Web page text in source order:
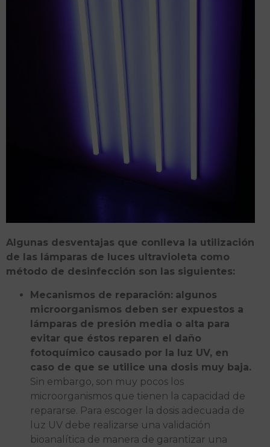
Algunas desventajas que conlleva la utilización
de las lámparas de luces ultravioleta como
método de desinfección son las siguientes:
Mecanismos de reparación: algunos
microorganismos deben ser expuestos a
lámparas de presión media o alta para
evitar que éstos reparen el daño
fotoquímico causado por la luz UV, en
caso de que se utilice una dosis muy baja.
Sin embargo, son muy pocos los
microorganismos que tienen la capacidad de
repararse. Para escoger la dosis adecuada de
luz UV debe realizarse una validación
bioanalítica de manera de garantizar una